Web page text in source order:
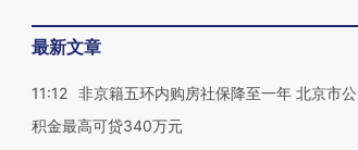
最新文章
11:12 非京籍五环内购房社保降至一年 北京市公
积金最高可贷340万元